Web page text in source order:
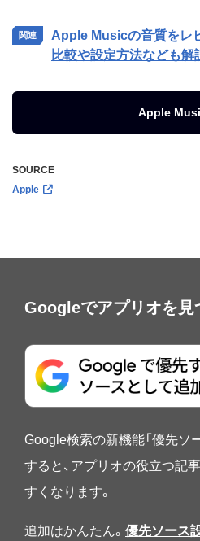
Apple Musicの音質をレ
比較や設定方法なども解
Apple
SOURCE
Apple
Googleでアプリオを見
Google検索の新機能「優先ソ
すると、アプリオの役立つ記
すくなります。
追加はかんたん。 優先ソース